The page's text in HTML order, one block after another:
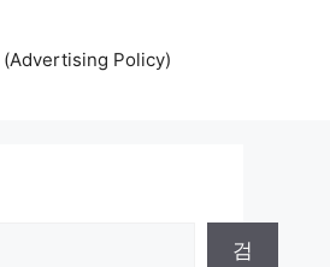
(Advertising Policy)
검